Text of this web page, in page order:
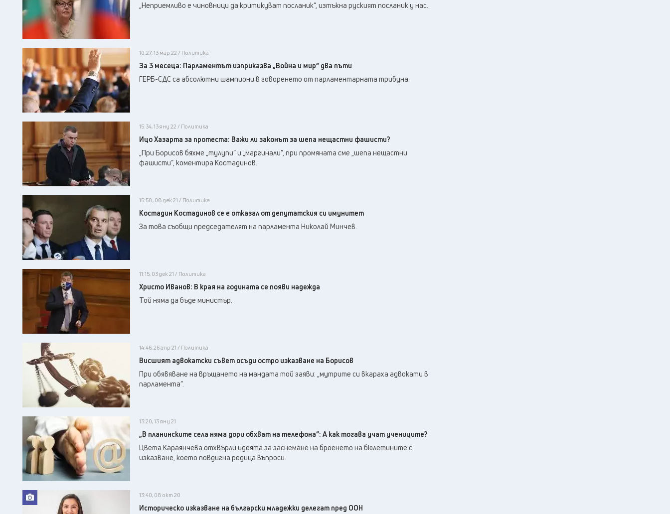
„Неприемливо е чиновници да критикуват посланик“, изтъкна руският посланик у нас.
10:27, 13 мар 22 / Политика
За 3 месеца: Парламентът изприказва „Война и мир“ два пъти
ГЕРБ-СДС са абсолютни шампиони в говоренето от парламентарната трибуна.
15:34, 13 яну 22 / Политика
Ицо Хазарта за протеста: Важи ли законът за шепа нещастни фашисти?
„При Борисов бяхме „тулупи” и „маргинали”, при промяната сме „шепа нещастни
фашисти”, коментира Костадинов.
15:58, 08 дек 21 / Политика
Костадин Костадинов се е отказал от депутатския си имунитет
За това съобщи председателят на парламента Николай Минчев.
11:15, 03 дек 21 / Политика
Христо Иванов: В края на годината се появи надежда
Той няма да бъде министър.
14:46, 26 апр 21 / Политика
Висшият адвокатски съвет осъди остро изказване на Борисов
При обявяване на връщането на мандата той заяви: „мутрите си вкараха адвокати в
парламента“.
13:20, 13 яну 21
„В планинските села няма дори обхват на телефона“: А как тогава учат учениците?
Цвета Караянчева отхвърли идеята за заснемане на броенето на бюлетините с
изказване, което повдигна редица въпроси.
13:40, 08 окт 20
Историческо изказване на български младежки делегат пред ООН